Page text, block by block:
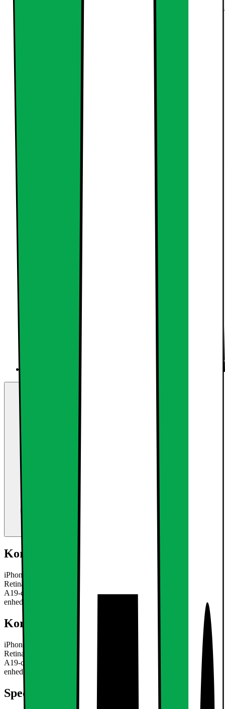
Kort om produktet
iPhone 17e smartphonen kombinerer klarhed fra den 6,1" Super
Retina XDR-skærm, holdbarhed fra Ceramic Shield 2, kraften fra
A19-chippen og det alsidige 48 MP Fusion-kamera, i én pålidelig
enhed, der er designet til hverdagsbrug.
Kort om produktet
iPhone 17e smartphonen kombinerer klarhed fra den 6,1" Super
Retina XDR-skærm, holdbarhed fra Ceramic Shield 2, kraften fra
A19-chippen og det alsidige 48 MP Fusion-kamera, i én pålidelig
enhed, der er designet til hverdagsbrug.
Læs mere om produktet
Specifikationer